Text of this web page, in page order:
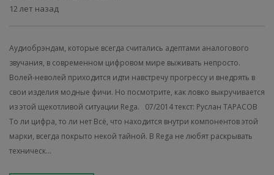
12 лет назад
Аудиобрэндам, которые всегда считались адептами аналогового
звучания, в современном цифровом мире выживать непросто.
Волей-неволей приходится идти навстречу прогрессу и внедрять в
свои изделия модные фичи. Но посмотрите, как ловко выкручивается
из этой щекотливой ситуации Rega. 07/2014 текст: Руслан ТАРАСОВ
То ли цифра, то ли нет Всё, что находится внутри компонентов этой
марки, всегда покрыто некой тайной. В Rega не любят раскрывать
техническ...